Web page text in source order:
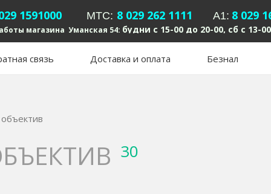
1591000 MTC: 8 029 262 1111 А1: 8 029
магазина Уманская 54: будни с 15-00 до 20-00, сб с 13-
связь Доставка и оплата Безнал
30